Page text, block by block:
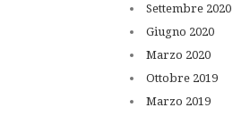
Settembre 2020
Giugno 2020
Marzo 2020
Ottobre 2019
Marzo 2019